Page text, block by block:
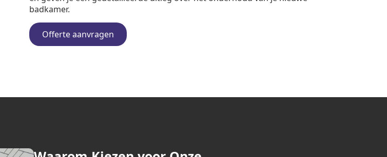
badkamer.
Offerte aanvragen